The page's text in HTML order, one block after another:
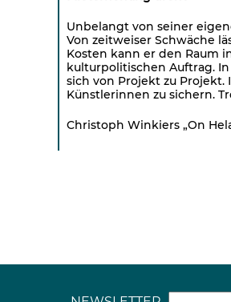
Unbelangt von seiner
Von zeitweiser Schwäche
Kosten kann er den Raum
kulturpolitischen Auftrag.
sich von Projekt zu
Künstlerinnen zu sichern.
Christoph Winkiers „On